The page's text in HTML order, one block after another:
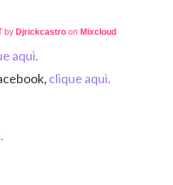
by Djrickcastro on Mixcloud
aqui.
clique aqui.